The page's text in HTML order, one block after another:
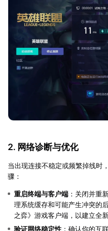
2. 网络诊断与优化
当出现连接不稳定或频繁掉线时
骤：
重启终端与客户端 ：关闭并重
理系统缓存和可能产生冲突的
之弈》游戏客户端，以建立全
验证网络稳定性 ：确认你的互